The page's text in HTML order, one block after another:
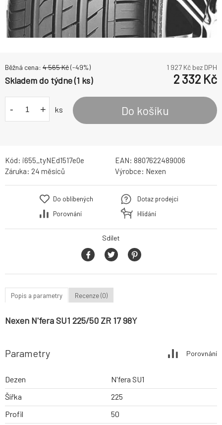
Běžná cena: 4 565Kč(-49%) 1 927 Kč bez DPH
Skladem do týdne (1 ks) 2 332 Kč
- + ks Do košíku
Kód: i655_tyNEd1517e0e EAN: 8807622489006
Záruka: 24 měsíců Výrobce: Nexen
Do oblíbených
Porovnání
Dotaz prodejci
Hlídání
Sdílet
Popis a parametry Recenze (0)
Nexen N'fera SU1 225/50 ZR 17 98Y
Parametry Porovnání
Dezen
N'fera SU1
Šířka
225
Profil
50